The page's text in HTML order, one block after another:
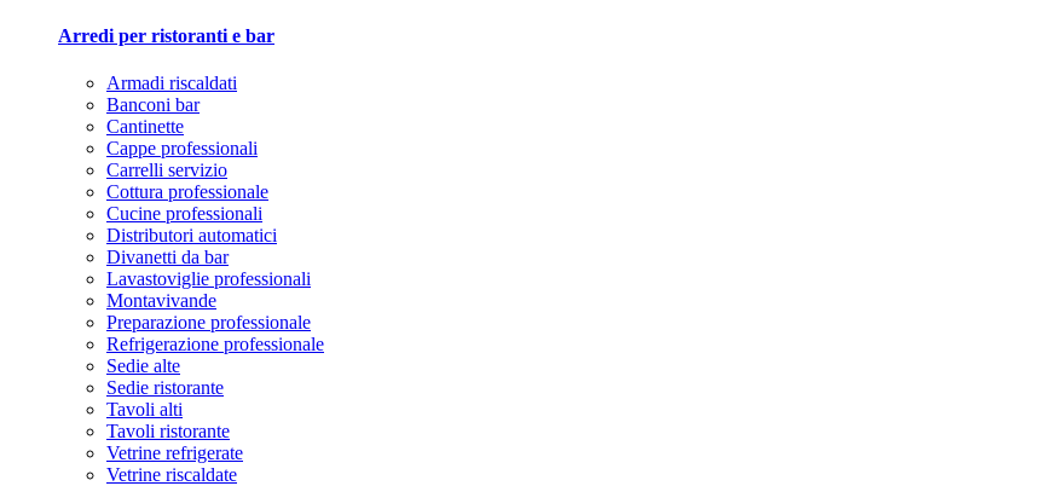
Arredi per ristoranti e bar
Armadi riscaldati
Banconi bar
Cantinette
Cappe professionali
Carrelli servizio
Cottura professionale
Cucine professionali
Distributori automatici
Divanetti da bar
Lavastoviglie professionali
Montavivande
Preparazione professionale
Refrigerazione professionale
Sedie alte
Sedie ristorante
Tavoli alti
Tavoli ristorante
Vetrine refrigerate
Vetrine riscaldate